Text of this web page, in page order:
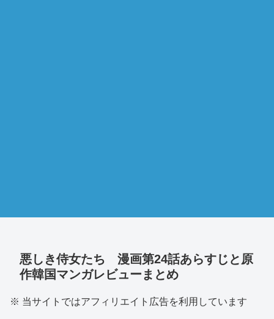
悪しき侍女たち 漫画第24話あらすじと原
作韓国マンガレビューまとめ
※ 当サイトではアフィリエイト広告を利用しています